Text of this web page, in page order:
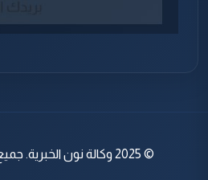
© 2025 وكالة نون الخبرية. جميع الحقوق محفوظة.